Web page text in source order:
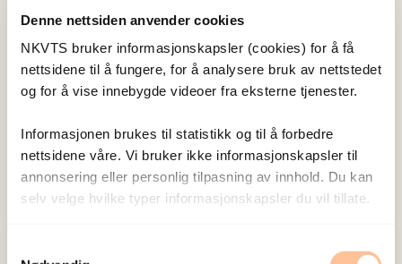
Denne nettsiden anvender cookies
NKVTS bruker informasjonskapsler (cookies) for å få
nettsidene til å fungere, for å analysere bruk av nettstedet
og for å vise innebygde videoer fra eksterne tjenester.
Informasjonen brukes til statistikk og til å forbedre
nettsidene våre. Vi bruker ikke informasjonskapsler til
annonsering eller personlig tilpasning av innhold. Du kan
selv velge hvilke typer informasjonskapsler du vil tillate.
NKVTS utvikler og sprer kunnskap og kompetanse
til å forebygge og redusere de helsemessige og
sosiale konsekvensene som vold og traumatisk
stress kan medføre.